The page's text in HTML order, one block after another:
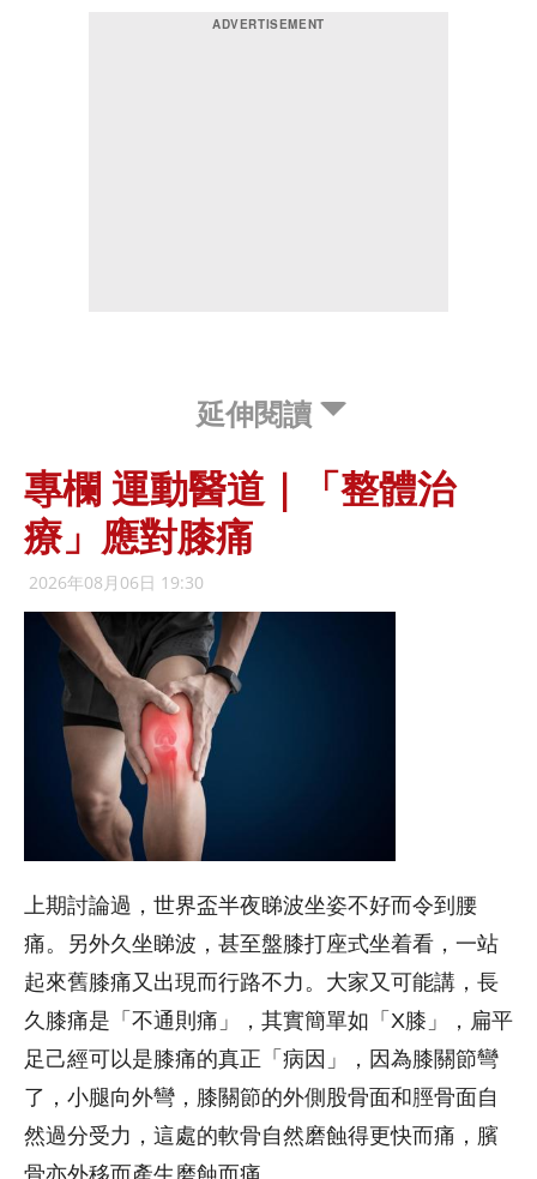
延伸閱讀
專欄 運動醫道｜「整體治
療」應對膝痛
2026年08月06日 19:30
上期討論過，世界盃半夜睇波坐姿不好而令到腰
痛。另外久坐睇波，甚至盤膝打座式坐着看，一站
起來舊膝痛又出現而行路不力。大家又可能講，長
久膝痛是「不通則痛」，其實簡單如「X膝」，扁平
足己經可以是膝痛的真正「病因」，因為膝關節彎
了，小腿向外彎，膝關節的外側股骨面和脛骨面自
然過分受力，這處的軟骨自然磨蝕得更快而痛，臏